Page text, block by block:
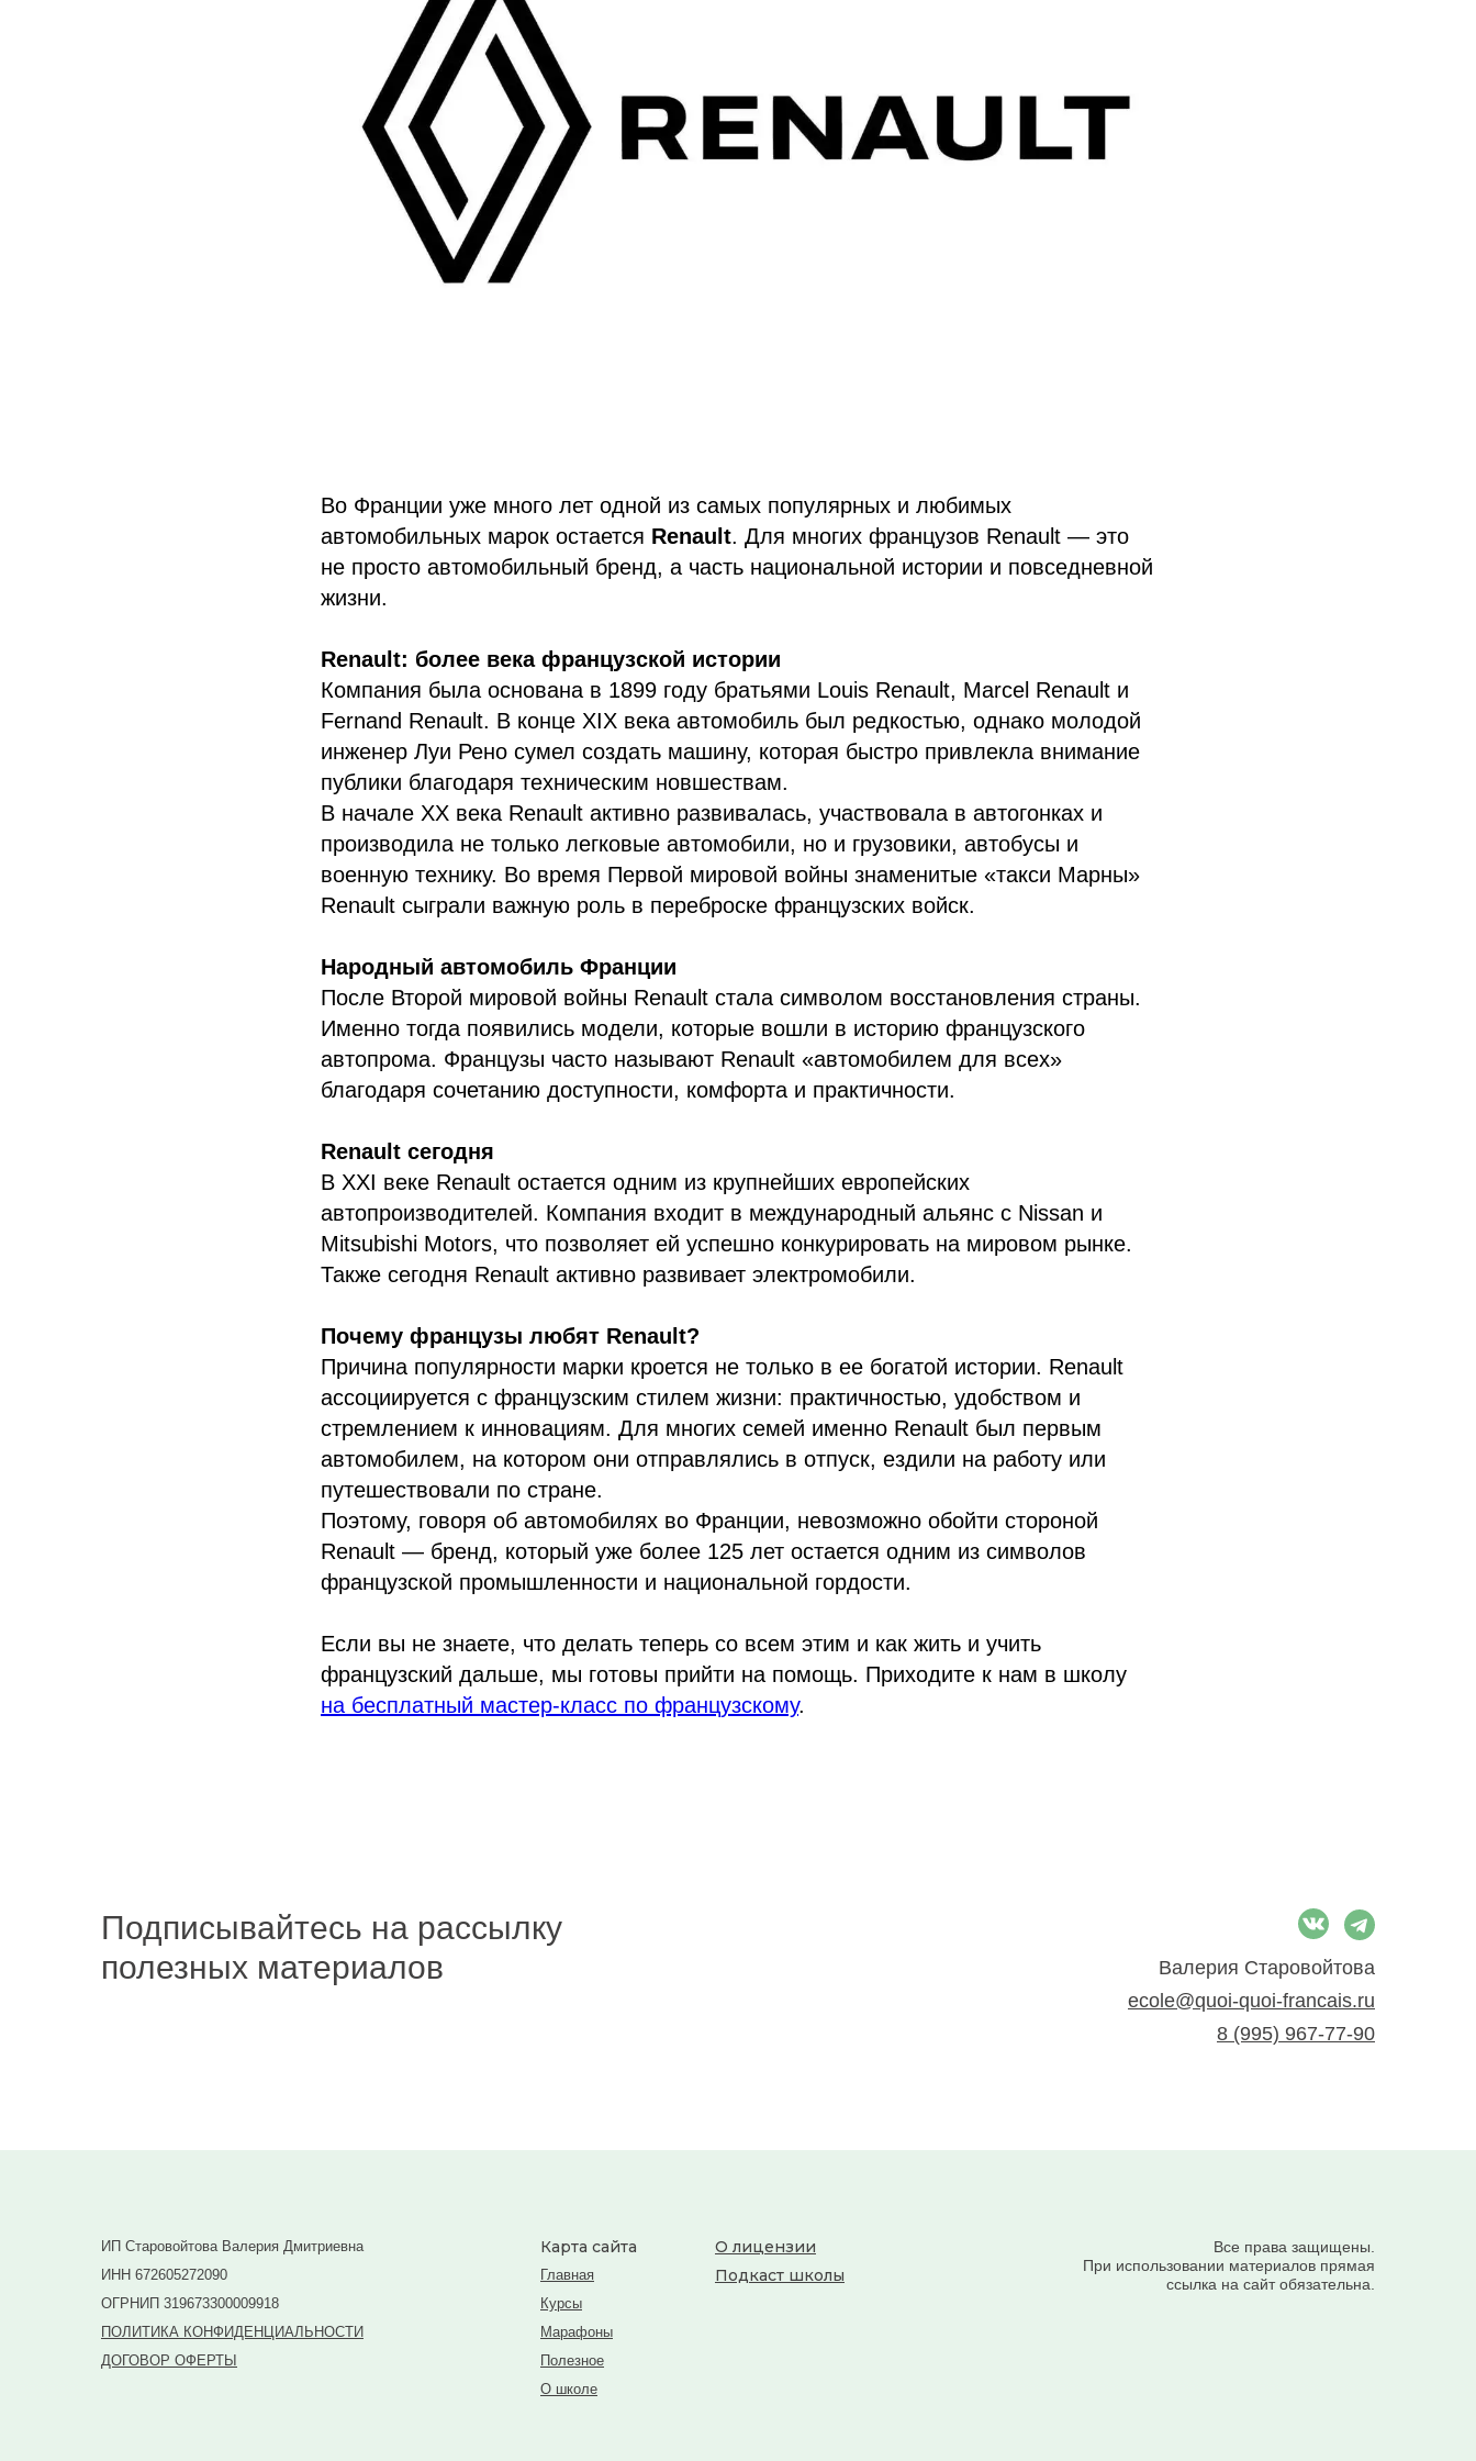
Во Франции уже много лет одной из самых популярных и любимых
автомобильных марок остается Renault. Для многих французов Renault — это
не просто автомобильный бренд, а часть национальной истории и повседневной
жизни.
Renault: более века французской истории
Компания была основана в 1899 году братьями Louis Renault, Marcel Renault и
Fernand Renault. В конце XIX века автомобиль был редкостью, однако молодой
инженер Луи Рено сумел создать машину, которая быстро привлекла внимание
публики благодаря техническим новшествам.
В начале XX века Renault активно развивалась, участвовала в автогонках и
производила не только легковые автомобили, но и грузовики, автобусы и
военную технику. Во время Первой мировой войны знаменитые «такси Марны»
Renault сыграли важную роль в переброске французских войск.
Народный автомобиль Франции
После Второй мировой войны Renault стала символом восстановления страны.
Именно тогда появились модели, которые вошли в историю французского
автопрома. Французы часто называют Renault «автомобилем для всех»
благодаря сочетанию доступности, комфорта и практичности.
Renault сегодня
В XXI веке Renault остается одним из крупнейших европейских
автопроизводителей. Компания входит в международный альянс с Nissan и
Mitsubishi Motors, что позволяет ей успешно конкурировать на мировом рынке.
Также сегодня Renault активно развивает электромобили.
Почему французы любят Renault?
Причина популярности марки кроется не только в ее богатой истории. Renault
ассоциируется с французским стилем жизни: практичностью, удобством и
стремлением к инновациям. Для многих семей именно Renault был первым
автомобилем, на котором они отправлялись в отпуск, ездили на работу или
путешествовали по стране.
Поэтому, говоря об автомобилях во Франции, невозможно обойти стороной
Renault — бренд, который уже более 125 лет остается одним из символов
французской промышленности и национальной гордости.
Если вы не знаете, что делать теперь со всем этим и как жить и учить
французский дальше, мы готовы прийти на помощь. Приходите к нам в школу
на бесплатный мастер-класс по французскому.
Подписывайтесь на рассылку
полезных материалов
Валерия Старовойтова
ecole@quoi-quoi-francais.ru
8 (995) 967-77-90
ИП Старовойтова Валерия Дмитриевна
ИНН 672605272090
ОГРНИП 319673300009918
ПОЛИТИКА КОНФИДЕНЦИАЛЬНОСТИ
ДОГОВОР ОФЕРТЫ
Карта сайта
Главная
Курсы
Марафоны
Полезное
О школе
Все права защищены.
При использовании материалов прямая
ссылка на сайт обязательна.
Подкаст школы
О лицензии